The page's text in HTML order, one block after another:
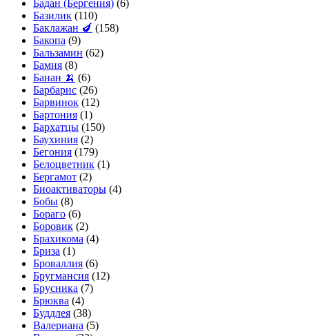
Бадан (Бергения) (6)
Базилик (110)
Баклажан 🍆 (158)
Бакопа (9)
Бальзамин (62)
Бамия (8)
Банан 🍌 (6)
Барбарис (26)
Барвинок (12)
Бартония (1)
Бархатцы (150)
Баухиния (2)
Бегония (179)
Белоцветник (1)
Бергамот (2)
Биоактиваторы (4)
Бобы (8)
Бораго (6)
Боровик (2)
Брахикома (4)
Бриза (1)
Броваллия (6)
Бругмансия (12)
Брусника (7)
Брюква (4)
Буддлея (38)
Валериана (5)